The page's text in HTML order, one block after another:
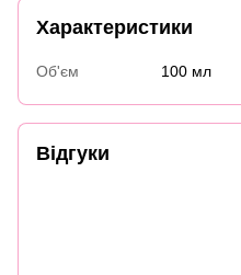
Характеристики
Об'єм 100 мл
Відгуки